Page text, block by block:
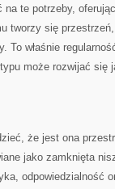
te potrzeby,
tworzy się
To właśnie
może rozwijać się
że jest ona
jako zamknięta
odpowiedzialność